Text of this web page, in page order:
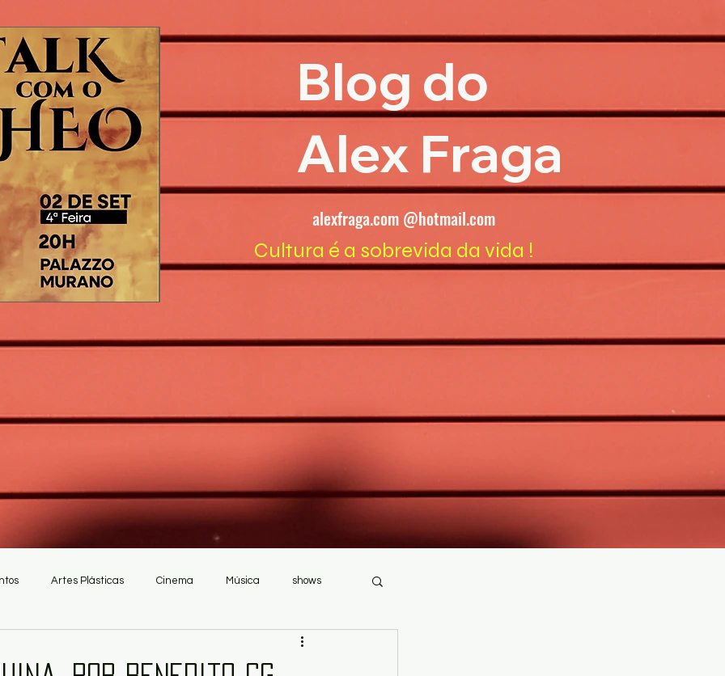
Blog do
Alex Fraga
alexfraga.com @hotmail.com
Cultura é a sobrevida da vida !
Artes Plásticas Cinema Música shows